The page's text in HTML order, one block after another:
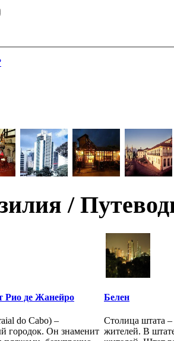
/
Рио де Жанейро
do Cabo) –
городок. Он знаменит
Белен
Столица штата
жителей. В